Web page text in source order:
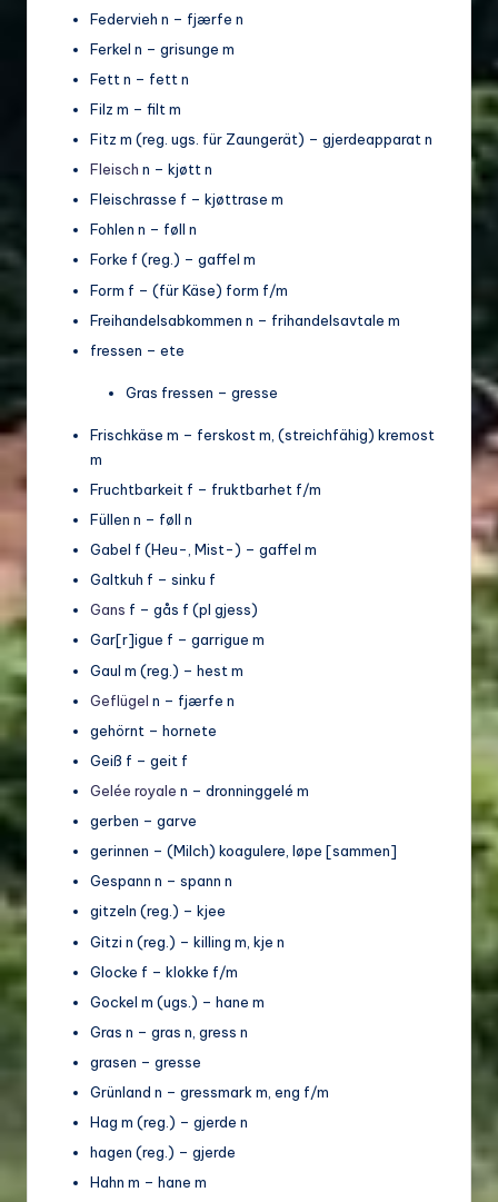
Federvieh n – fjærfe n
Ferkel n – grisunge m
Fett n – fett n
Filz m – filt m
Fitz m (reg. ugs. für Zaungerät) – gjerdeapparat n
Fleisch n – kjøtt n
Fleischrasse f – kjøttrase m
Fohlen n – føll n
Forke f (reg.) – gaffel m
Form f – (für Käse) form f/m
Freihandelsabkommen n – frihandelsavtale m
fressen – ete
Gras fressen – gresse
Frischkäse m – ferskost m, (streichfähig) kremost
m
Fruchtbarkeit f – fruktbarhet f/m
Füllen n – føll n
Gabel f (Heu-, Mist-) – gaffel m
Galtkuh f – sinku f
Gans f – gås f (pl gjess)
Gar[r]igue f – garrigue m
Gaul m (reg.) – hest m
Geflügel n – fjærfe n
gehörnt – hornete
Geiß f – geit f
Gelée royale n – dronninggelé m
gerben – garve
gerinnen – (Milch) koagulere, løpe [sammen]
Gespann n – spann n
gitzeln (reg.) – kjee
Gitzi n (reg.) – killing m, kje n
Glocke f – klokke f/m
Gockel m (ugs.) – hane m
Gras n – gras n, gress n
grasen – gresse
Grünland n – gressmark m, eng f/m
Hag m (reg.) – gjerde n
hagen (reg.) – gjerde
Hahn m – hane m